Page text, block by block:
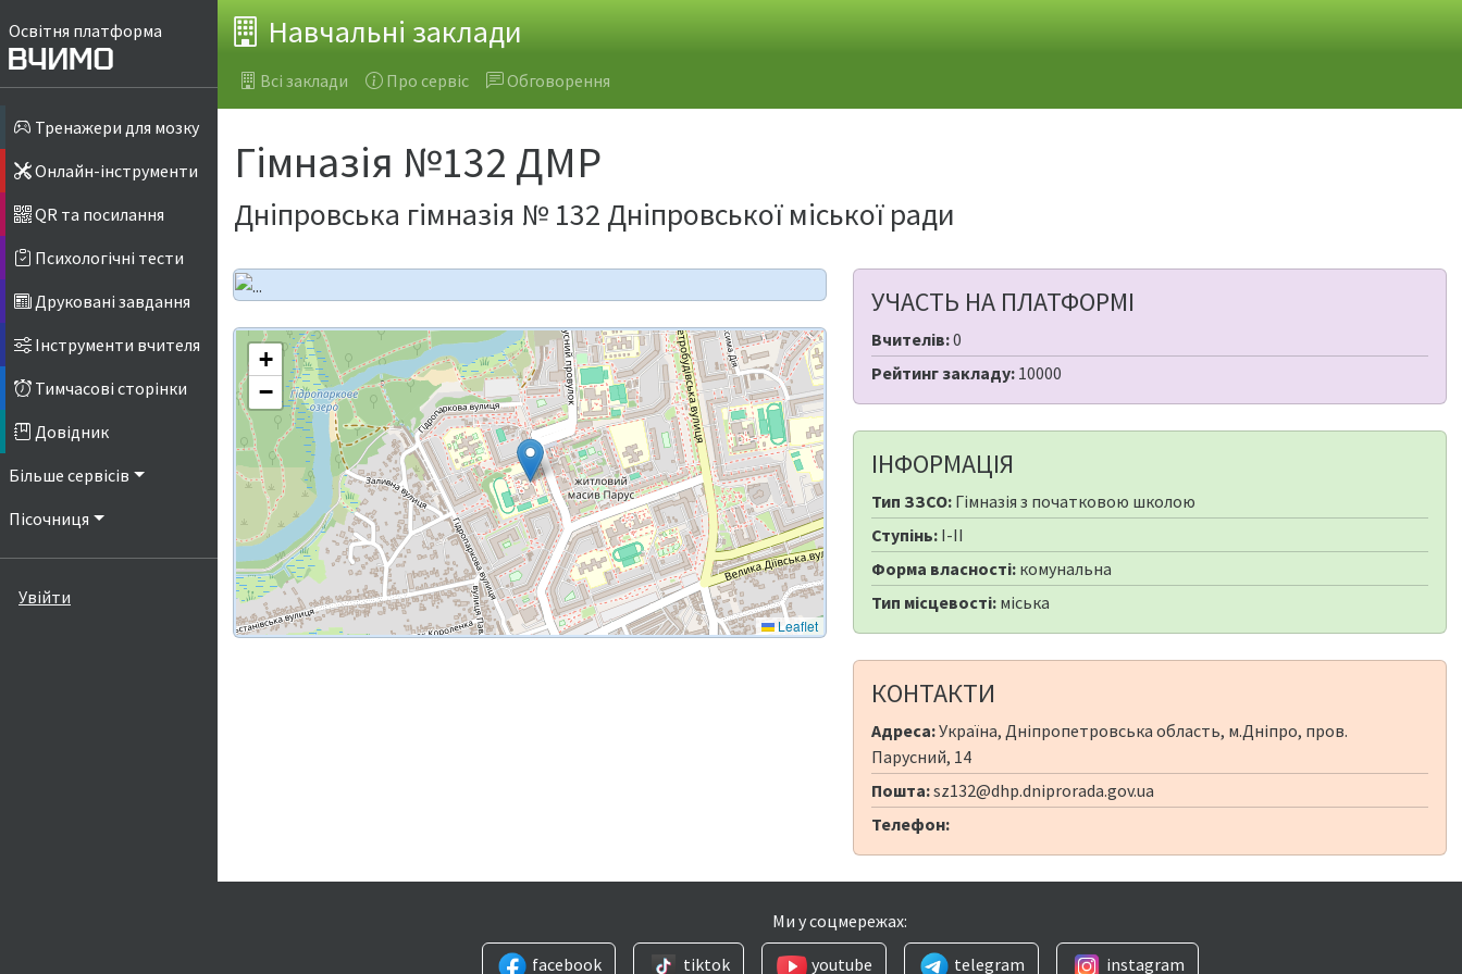
Освітня платформа
Тренажери для мозку
Онлайн-інструменти
QR та посилання
Психологічні тести
Друковані завдання
Інструменти вчителя
Тимчасові сторінки
Довідник
Більше сервісів
Пісочниця
Увійти
Навчальні заклади
Всі заклади Про сервіс Обговорення
Гімназія №132 ДМР
Дніпровська гімназія № 132 Дніпровської міської ради
+
−
Leaflet
УЧАСТЬ НА ПЛАТФОРМІ
Вчителів:0
Рейтинг закладу: 10000
ІНФОРМАЦІЯ
Тип ЗЗСО: Гімназія з початковою школою
Ступінь: I-II
Форма власності: комунальна
Тип місцевості: міська
КОНТАКТИ
Адреса:Україна, Дніпропетровська область, м.Дніпро, пров.
Парусний, 14
Пошта:sz132@dhp.dniprorada.gov.ua
Телефон:
Ми у соцмережах:
facebook
tiktok youtube telegram instagram